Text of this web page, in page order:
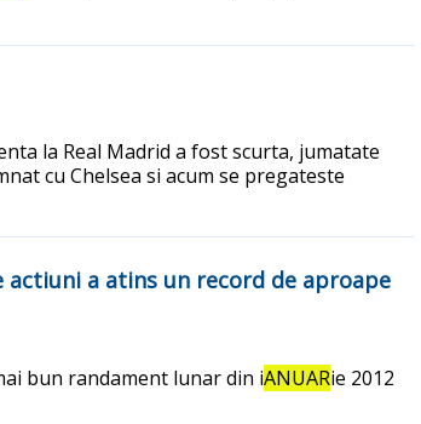
la Real Madrid a fost scurta, jumatate
cu Chelsea si acum se pregateste
a atins un record de aproape
bun randament lunar din iANUARie 2012